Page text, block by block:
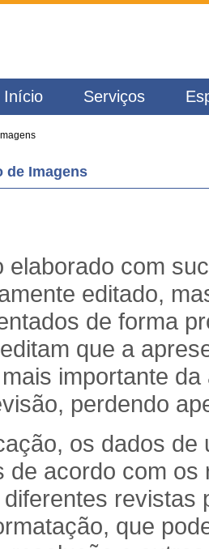
Início Serviços
de Imagens
elaborado com
editado,
de forma
que a
importante
perdendo
os dados
de acordo com os
revistas
que